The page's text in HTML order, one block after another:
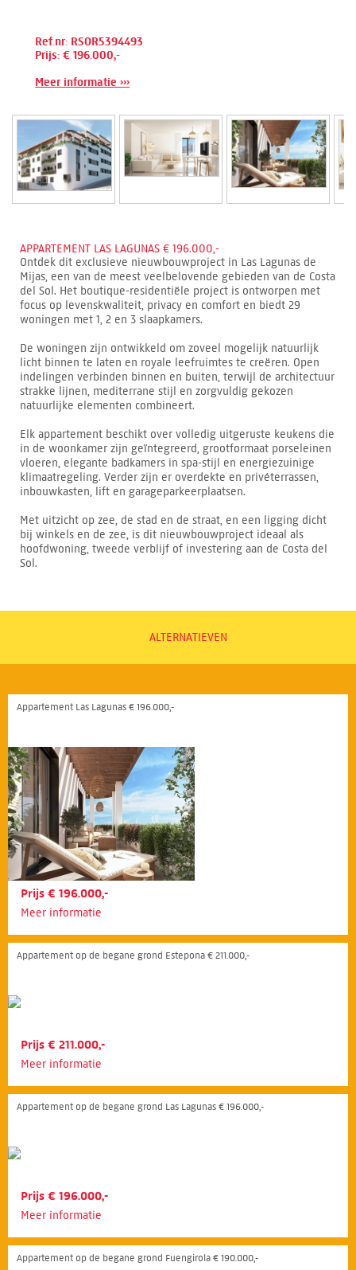
Ref.nr: RSOR5394493
Prijs: € 196.000,-
Meer informatie ›››
APPARTEMENT LAS LAGUNAS € 196.000,-
Ontdek dit exclusieve nieuwbouwproject in Las Lagunas de
Mijas, een van de meest veelbelovende gebieden van de Costa
del Sol. Het boutique-residentiële project is ontworpen met
focus op levenskwaliteit, privacy en comfort en biedt 29
woningen met 1, 2 en 3 slaapkamers.
De woningen zijn ontwikkeld om zoveel mogelijk natuurlijk
licht binnen te laten en royale leefruimtes te creëren. Open
indelingen verbinden binnen en buiten, terwijl de architectuur
strakke lijnen, mediterrane stijl en zorgvuldig gekozen
natuurlijke elementen combineert.
Elk appartement beschikt over volledig uitgeruste keukens die
in de woonkamer zijn geïntegreerd, grootformaat porseleinen
vloeren, elegante badkamers in spa-stijl en energiezuinige
klimaatregeling. Verder zijn er overdekte en privéterrassen,
inbouwkasten, lift en garageparkeerplaatsen.
Met uitzicht op zee, de stad en de straat, en een ligging dicht
bij winkels en de zee, is dit nieuwbouwproject ideaal als
hoofdwoning, tweede verblijf of investering aan de Costa del
Sol.
ALTERNATIEVEN
Appartement Las Lagunas € 196.000,-
Prijs € 196.000,-
Meer informatie
Appartement op de begane grond Estepona € 211.000,-
Prijs € 211.000,-
Meer informatie
Appartement op de begane grond Las Lagunas € 196.000,-
Prijs € 196.000,-
Meer informatie
Appartement op de begane grond Fuengirola € 190.000,-